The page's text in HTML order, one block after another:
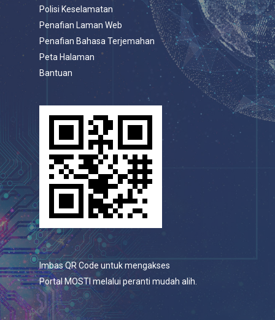
Polisi Keselamatan
Penafian Laman Web
Penafian Bahasa Terjemahan
Peta Halaman
Bantuan
Imbas QR Code untuk mengakses
Portal MOSTI melalui peranti mudah alih.